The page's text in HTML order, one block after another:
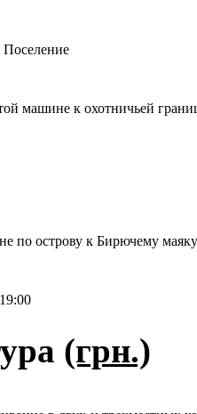
машине к охотничьей
по острову к Бирючему маяку
(грн.)